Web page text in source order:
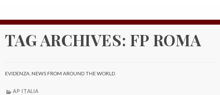
t
TAG ARCHIVES:FP ROMA
EVIDENZA, NEWS FROM AROUND THE WORLD
AP ITALIA